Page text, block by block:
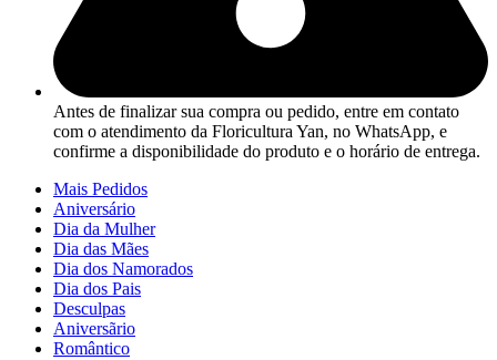
Antes de finalizar sua compra ou pedido, entre em contato
com o atendimento da Floricultura Yan, no WhatsApp, e
confirme a disponibilidade do produto e o horário de entrega.
Mais Pedidos
Aniversário
Dia da Mulher
Dia das Mães
Dia dos Namorados
Dia dos Pais
Desculpas
Aniversãrio
Romântico